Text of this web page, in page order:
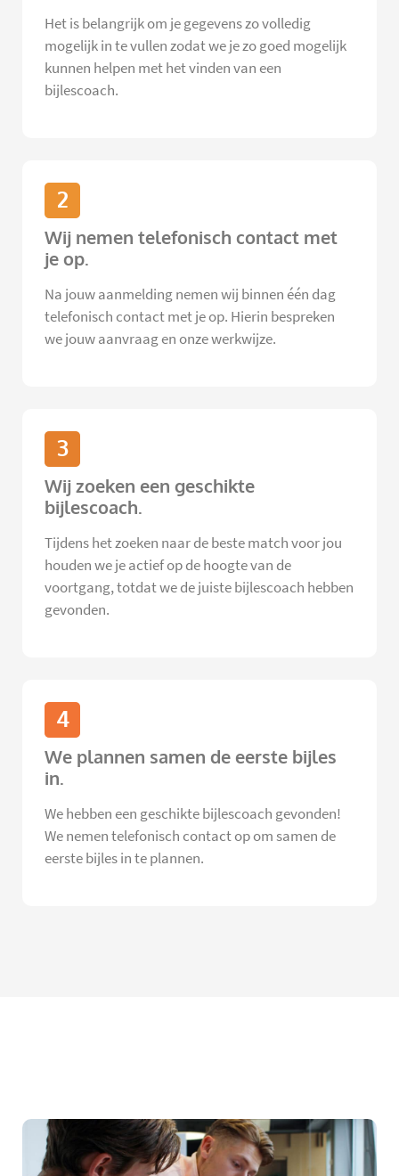
Het is belangrijk om je gegevens zo volledig
mogelijk in te vullen zodat we je zo goed mogelijk
kunnen helpen met het vinden van een
bijlescoach.
2
Wij nemen telefonisch contact met
je op.
Na jouw aanmelding nemen wij binnen één dag
telefonisch contact met je op. Hierin bespreken
we jouw aanvraag en onze werkwijze.
3
Wij zoeken een geschikte
bijlescoach.
Tijdens het zoeken naar de beste match voor jou
houden we je actief op de hoogte van de
voortgang, totdat we de juiste bijlescoach hebben
gevonden.
4
We plannen samen de eerste bijles
in.
We hebben een geschikte bijlescoach gevonden!
We nemen telefonisch contact op om samen de
eerste bijles in te plannen.